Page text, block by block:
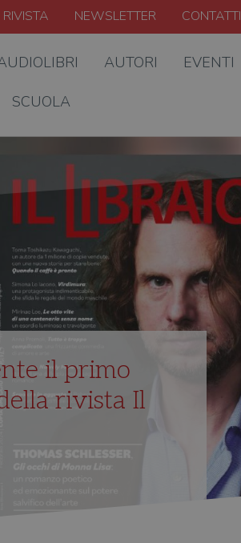
RIVISTA NEWSLETTER CONTATTI
AUTORI EVENTI
SCUOLA
il primo
rivista Il